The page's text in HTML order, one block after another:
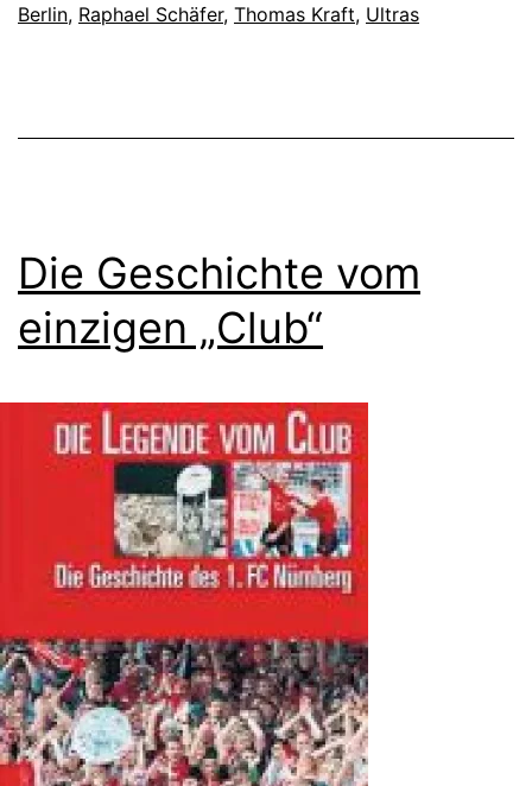
Berlin, Raphael Schäfer, Thomas Kraft, Ultras
Die Geschichte vom
einzigen „Club“